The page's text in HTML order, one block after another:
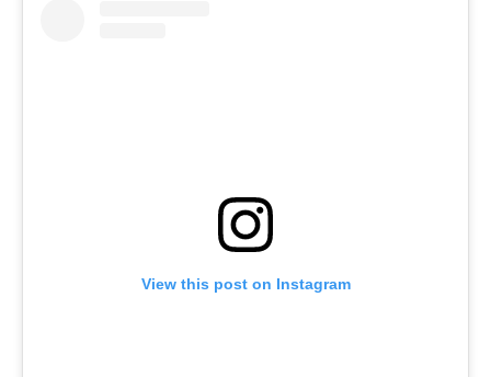
View this post on Instagram